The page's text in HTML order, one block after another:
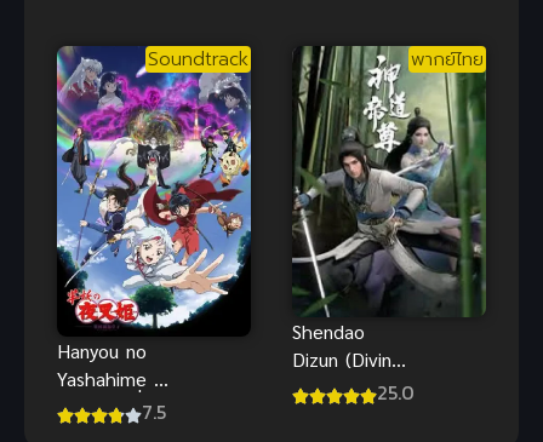
Courage ซับ
ไทยฟรี
Soundtrack
Hanyou no
Yashahime 2
เจ้าหญิงครึ่ง7.5
พากย์ไทย
Shendao
Dizun (Divine
Lord of the25.0